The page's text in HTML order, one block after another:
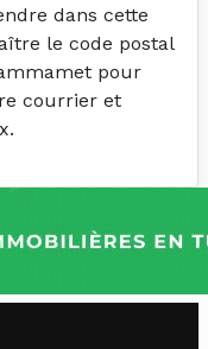
dans cette
le code postal
pour
courrier et